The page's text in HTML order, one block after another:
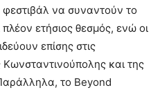
φεστιβάλ να συναντούν το
πλέον ετήσιος θεσμός, ενώ οι
επίσης στις
Κωνσταντινούπολης και της
το Beyond